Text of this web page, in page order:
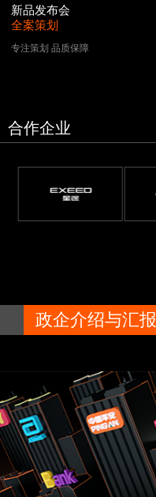
新品发布会
全案策划
专注策划 品质保障
合作企业
政企介绍与汇报